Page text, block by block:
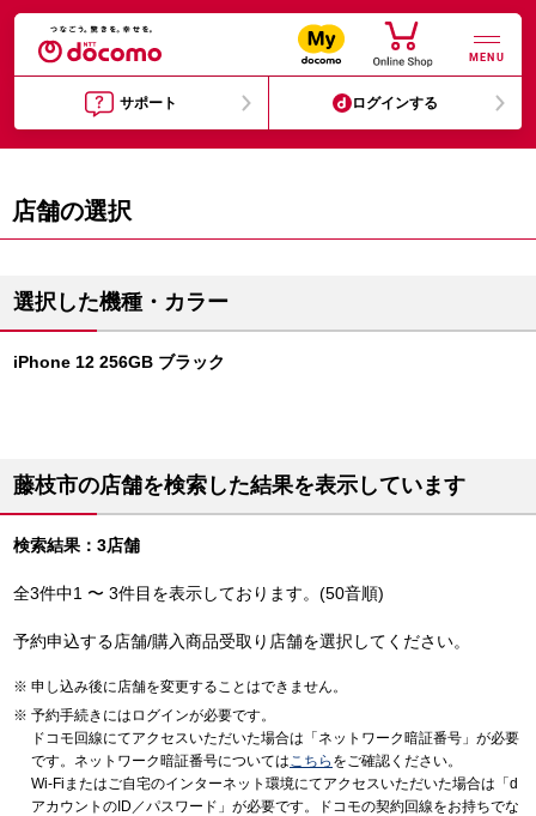
MENU
サポート ログインする
店舗の選択
選択した機種・カラー
iPhone 12 256GB ブラック
藤枝市の店舗を検索した結果を表示しています
検索結果：3店舗
全3件中1 〜 3件目を表示しております。(50音順)
予約申込する店舗/購入商品受取り店舗を選択してください。
申し込み後に店舗を変更することはできません。
予約手続きにはログインが必要です。
ドコモ回線にてアクセスいただいた場合は「ネットワーク暗証番号」が必要
です。ネットワーク暗証番号についてはこちら をご確認ください。
Wi-Fiまたはご自宅のインターネット環境にてアクセスいただいた場合は「d
アカウントのID／パスワード」が必要です。ドコモの契約回線をお持ちでな